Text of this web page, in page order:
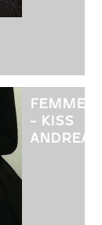
FEMME
- KISS
ANDREA